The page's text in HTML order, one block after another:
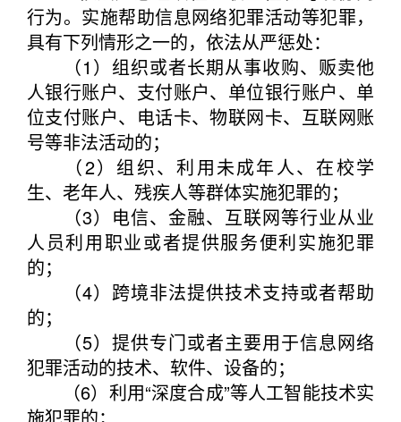
行为。实施帮助信息网络犯罪活动等犯罪，
具有下列情形之一的，依法从严惩处：
（1）组织或者长期从事收购、贩卖他
人银行账户、支付账户、单位银行账户、单
位支付账户、电话卡、物联网卡、互联网账
号等非法活动的；
（2）组织、利用未成年人、在校学
生、老年人、残疾人等群体实施犯罪的；
（3）电信、金融、互联网等行业从业
人员利用职业或者提供服务便利实施犯罪
的；
（4）跨境非法提供技术支持或者帮助
的；
（5）提供专门或者主要用于信息网络
犯罪活动的技术、软件、设备的；
（6）利用“深度合成”等人工智能技术实